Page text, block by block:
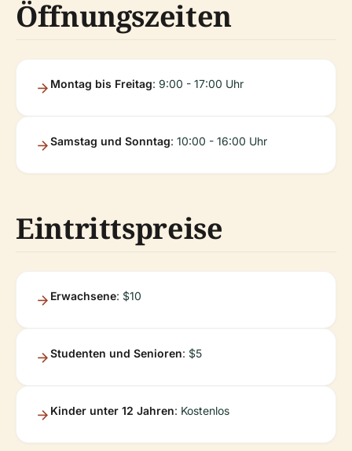
Öffnungszeiten
Montag bis Freitag: 9:00 - 17:00 Uhr
Samstag und Sonntag: 10:00 - 16:00 Uhr
Eintrittspreise
Erwachsene: $10
Studenten und Senioren: $5
Kinder unter 12 Jahren: Kostenlos